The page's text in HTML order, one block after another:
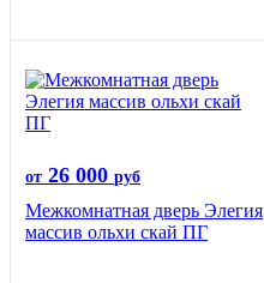
от 26 000 руб
Межкомнатная дверь Элегия
массив ольхи скай ПГ